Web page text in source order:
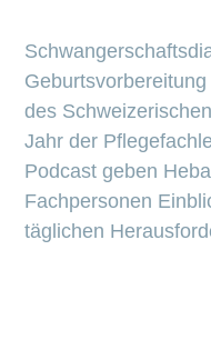
des
Jahr der
Podcast geben
Fachpersonen
täglichen